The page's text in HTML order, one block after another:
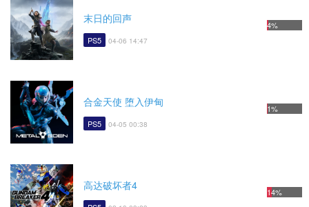
末日的回声
PS5 04-06 14:47
4%
合金天使 堕入伊甸
PS5 04-05 00:38
1%
高达破坏者4 14%